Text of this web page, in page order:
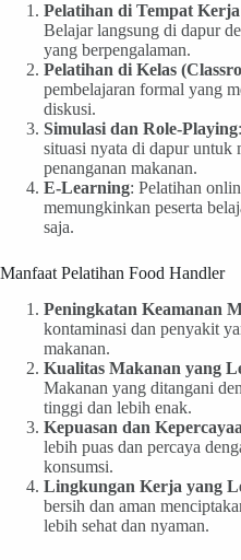
Pelatihan di Tempat
Belajar langsung di dapur
yang berpengalaman.
Pelatihan di Kelas
pembelajaran formal yang
diskusi.
Simulasi dan Role-Playing
situasi nyata di dapur untuk
penanganan makanan.
E-Learning: Pelatihan
memungkinkan peserta
saja.
Manfaat Pelatihan Food Handler
Peningkatan Keamanan
kontaminasi dan penyakit
makanan.
Kualitas Makanan yang
Makanan yang ditangani
tinggi dan lebih enak.
Kepuasan dan
lebih puas dan percaya
konsumsi.
Lingkungan Kerja yang
bersih dan aman
lebih sehat dan nyaman.